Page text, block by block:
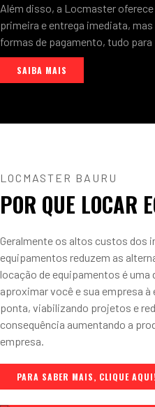
Além disso, a Locmaster
primeira e entrega imediata,
formas de pagamento, tudo
SAIBA MAIS
LOCMASTER BAURU
POR QUE LOCAR
Geralmente os altos custos dos
equipamentos reduzem as
locação de equipamentos é uma
aproximar você e sua empresa
ponta, viabilizando projetos e
consequência aumentando a
empresa.
PARA SABER MAIS, CLIQUE AQUI!